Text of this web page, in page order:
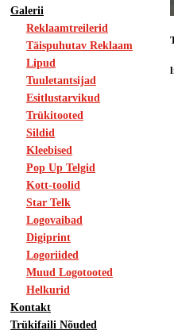
Galerii
Reklaamtreilerid
Täispuhutav Reklaam
Lipud
Tuuletantsijad
Esitlustarvikud
Trükitooted
Sildid
Kleebised
Pop Up Telgid
Kott-toolid
Star Telk
Logovaibad
Digiprint
Logoriided
Muud Logotooted
Helkurid
Kontakt
Trükifaili Nõuded